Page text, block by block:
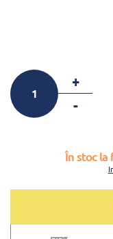
+
-
În stoc la